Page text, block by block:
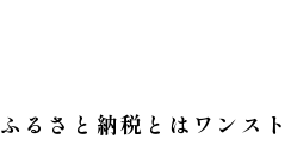
ふるさと納税とは ワンス